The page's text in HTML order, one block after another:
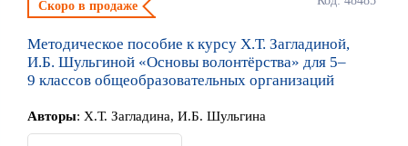
Скоро в продаже
Методическое пособие к курсу Х.Т. Загладиной,
И.Б. Шульгиной «Основы волонтёрства» для 5–
9 классов общеобразовательных организаций
Авторы: Х.Т. Загладина, И.Б. Шульгина